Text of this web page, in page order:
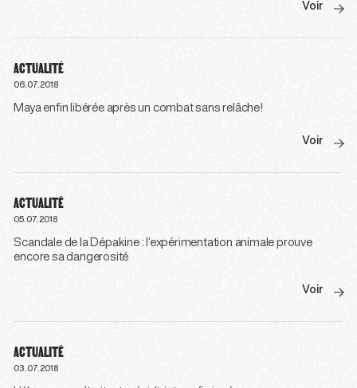
Voir
ACTUALITÉ
06.07.2018
Maya enfin libérée après un combat sans relâche!
Voir
ACTUALITÉ
05.07.2018
Scandale de la Dépakine : l’expérimentation animale prouve
encore sa dangerosité
Voir
ACTUALITÉ
03.07.2018